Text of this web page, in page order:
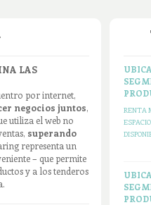
LAS
por internet,
negocios juntos,
utiliza el web no
superando
representa un
– que permite
y a los tenderos
RENTA